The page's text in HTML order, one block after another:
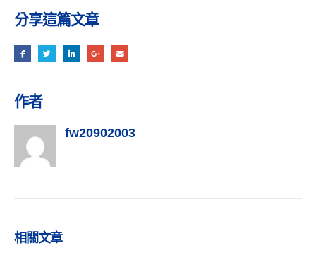
分享這篇文章
作者
fw20902003
相關文章